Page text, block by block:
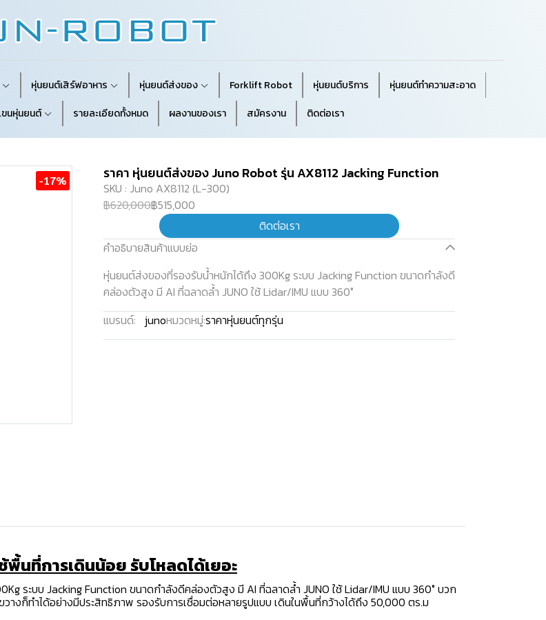
หุ่นยนต์เสิร์ฟอาหาร หุ่นยนต์ส่งของ Forklift Robot หุ่นยนต์บริการ
หุ่นยนต์ทำความสะอาด
นหุ่นยนต์ รายละเอียดทั้งหมด ผลงานของเรา สมัครงาน ติดต่อเรา
-17% ราคา หุ่นยนต์ส่งของ Juno Robot รุ่น AX8112 Jacking Function
SKU : Juno AX8112 (L-300)
฿620,000฿515,000
ติดต่อเรา
คำอธิบายสินค้าแบบย่อ
หุ่นยนต์ส่งของที่รองรับน้ำหนักได้ถึง 300Kg ระบบ Jacking Function ขนาดกำลังดี
คล่องตัวสูง มี AI ที่ฉลาดล้ำ JUNO ใช้ Lidar/IMU แบบ 360°
แบรนด์: junoหมวดหมู่:ราคาหุ่นยนต์ทุกรุ่น
นที่การเดินน้อย รับโหลดได้เยอะ
ระบบ Jacking Function ขนาดกำลังดีคล่องตัวสูง มี AI ที่ฉลาดล้ำ JUNO ใช้ Lidar/IMU แบบ 360° บวก
างก็ทำได้อย่างมีประสิทธิภาพ รองรับการเชื่อมต่อหลายรูปแบบ เดินในพื้นที่กว้างได้ถึง 50,000 ตร.ม